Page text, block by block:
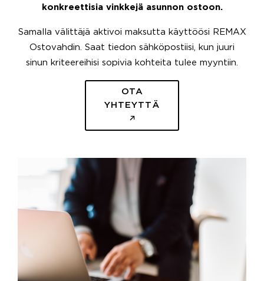
konkreettisia vinkkejä asunnon ostoon.
Samalla välittäjä aktivoi maksutta käyttöösi REMAX
Ostovahdin. Saat tiedon sähköpostiisi, kun juuri
sinun kriteereihisi sopivia kohteita tulee myyntiin.
OTA
YHTEYTTÄ